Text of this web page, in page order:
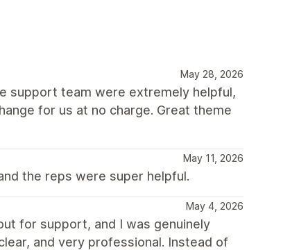
May 28, 2026
support team were extremely helpful,
for us at no charge. Great theme
May 11, 2026
the reps were super helpful.
May 4, 2026
for support, and I was genuinely
and very professional. Instead of